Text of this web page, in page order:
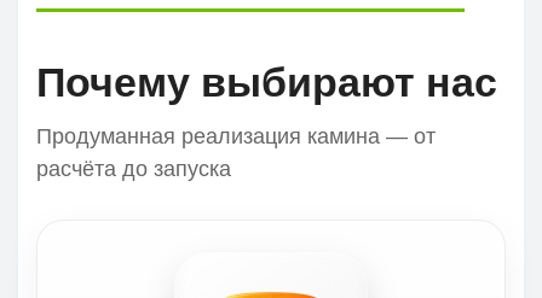
Почему выбирают нас
Продуманная реализация камина — от
расчёта до запуска